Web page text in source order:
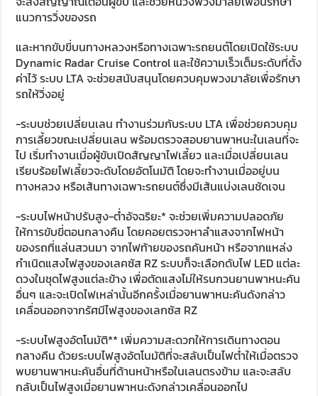
แนวการวิ่งของรถ
และหากขับขี่บนทางหลวงหรือทางเฉพาะรถยนต์โดยเปิดใช้ระบบ
Dynamic Radar Cruise Control และใช้ความเร็วเต็มระดับที่ตั้ง
ค่าไว้ ระบบ LTA จะช่วยสนับสนุนโดยควบคุมพวงมาลัยเพื่อรักษา
รถให้วิ่งอยู่
-ระบบช่วยเปลี่ยนเลน ทำงานร่วมกับระบบ LTA เพื่อช่วยควบคุม
การเลี้ยวขณะเปลี่ยนเลน พร้อมตรวจสอบยานพาหนะในเลนที่จะ
ไป เริ่มทำงานเมื่อผู้ขับเปิดสัญญาไฟเลี้ยว และเมื่อเปลี่ยนเลน
เรียบร้อยไฟเลี้ยวจะดับโดยอัตโนมัติ โดยจะทำงานเมื่ออยู่บน
ทางหลวง หรือเส้นทางเฉพาะรถยนต์ซึ่งมีเส้นแบ่งเลนชัดเจน
-ระบบไฟหน้าปรับสูง-ต่ำอัจฉริยะ* จะช่วยเพิ่มความปลอดภัย
ให้การขับขี่ตอนกลางคืน โดยคอยตรวจหาลำแสงจากไฟหน้า
ของรถที่แล่นสวนมา จากไฟท้ายของรถคันหน้า หรือจากแหล่ง
กำเนิดแสงไฟสูงของเลคซัส RZ ระบบก็จะเลือกดับไฟ LED แต่ละ
ดวงในชุดไฟสูงแต่ละข้าง เพื่อตัดแสงไม่ให้รบกวนยานพาหนะคัน
อื่นๆ และจะเปิดไฟเหล่านั้นอีกครั้งเมื่อยานพาหนะคันดังกล่าว
เคลื่อนออกจากรัศมีไฟสูงของเลกซัส RZ
-ระบบไฟสูงอัตโนมัติ** เพิ่มความสะดวกให้การเดินทางตอน
กลางคืน ด้วยระบบไฟสูงอัตโนมัติที่จะสลับเป็นไฟต่ำให้เมื่อตรวจ
พบยานพาหนะคันอื่นที่ด้านหน้าหรือในเลนตรงข้าม และจะสลับ
กลับเป็นไฟสูงเมื่อยานพาหนะดังกล่าวเคลื่อนออกไป